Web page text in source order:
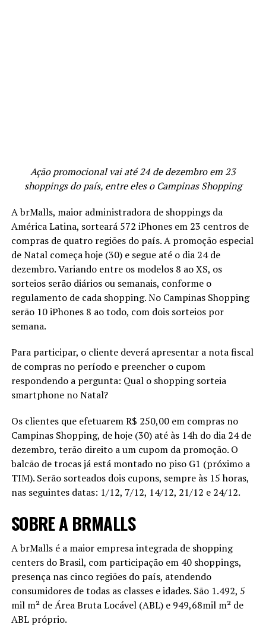
Ação promocional vai até 24 de dezembro em 23
shoppings do país, entre eles o Campinas Shopping
A brMalls, maior administradora de shoppings da
América Latina, sorteará 572 iPhones em 23 centros de
compras de quatro regiões do país. A promoção especial
de Natal começa hoje (30) e segue até o dia 24 de
dezembro. Variando entre os modelos 8 ao XS, os
sorteios serão diários ou semanais, conforme o
regulamento de cada shopping. No Campinas Shopping
serão 10 iPhones 8 ao todo, com dois sorteios por
semana.
Para participar, o cliente deverá apresentar a nota fiscal
de compras no período e preencher o cupom
respondendo a pergunta: Qual o shopping sorteia
smartphone no Natal?
Os clientes que efetuarem R$ 250,00 em compras no
Campinas Shopping, de hoje (30) até às 14h do dia 24 de
dezembro, terão direito a um cupom da promoção. O
balcão de trocas já está montado no piso G1 (próximo a
TIM). Serão sorteados dois cupons, sempre às 15 horas,
nas seguintes datas: 1/12, 7/12, 14/12, 21/12 e 24/12.
SOBRE A BRMALLS
A brMalls é a maior empresa integrada de shopping
centers do Brasil, com participação em 40 shoppings,
presença nas cinco regiões do país, atendendo
consumidores de todas as classes e idades. São 1.492, 5
mil m² de Área Bruta Locável (ABL) e 949,68mil m² de
ABL próprio.